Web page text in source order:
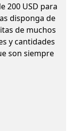
200 USD para
disponga de
de muchos
y cantidades
son siempre